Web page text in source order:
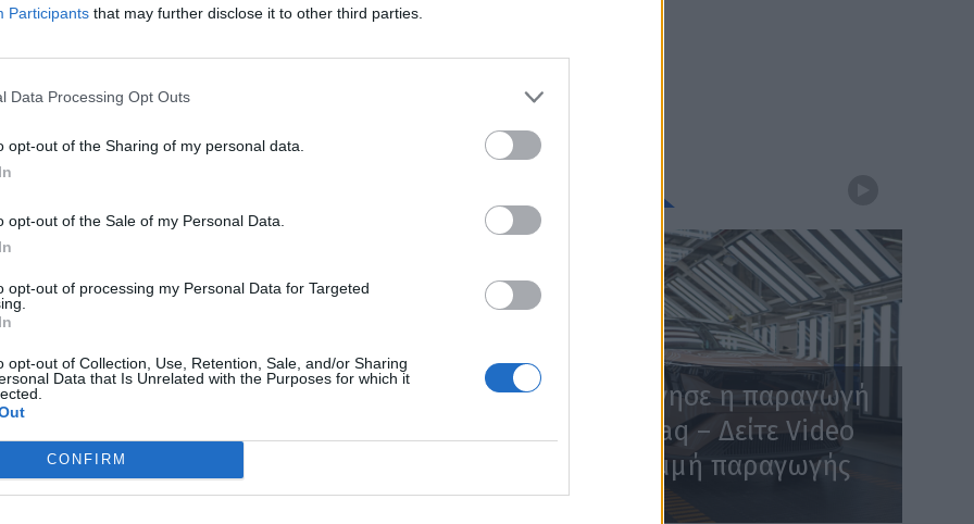
Participants that may further disclose it to other third parties.
Data Processing Opt Outs
opt-out of the Sharing of my personal data.
opt-out of the Sale of my Personal Data.
opt-out of processing my Personal Data for Targeted
opt-out of Collection, Use, Retention, Sale, and/or Sharing
Data that Is Unrelated with the Purposes for which it
CONFIRM
ο χειρισμός της Mercedes-Maybach S-
εντός πόλης. Η ενεργή ανάρτηση E-ACTIVE
AIRMATIC ελέγχουν την απόσβεση των
καινοτόμες λειτουργίες όπως την ανύψωση του
αυτοκίνητο πόλης, από 17.900€!
στην κατηγορία του!
έρχεται να αλλάξει τα δεδομένα
Skoda: Ξεκίνησε η παραγωγή
του νέου Peaq – Δείτε Video
από τη γραμμή παραγωγής
WEB TV